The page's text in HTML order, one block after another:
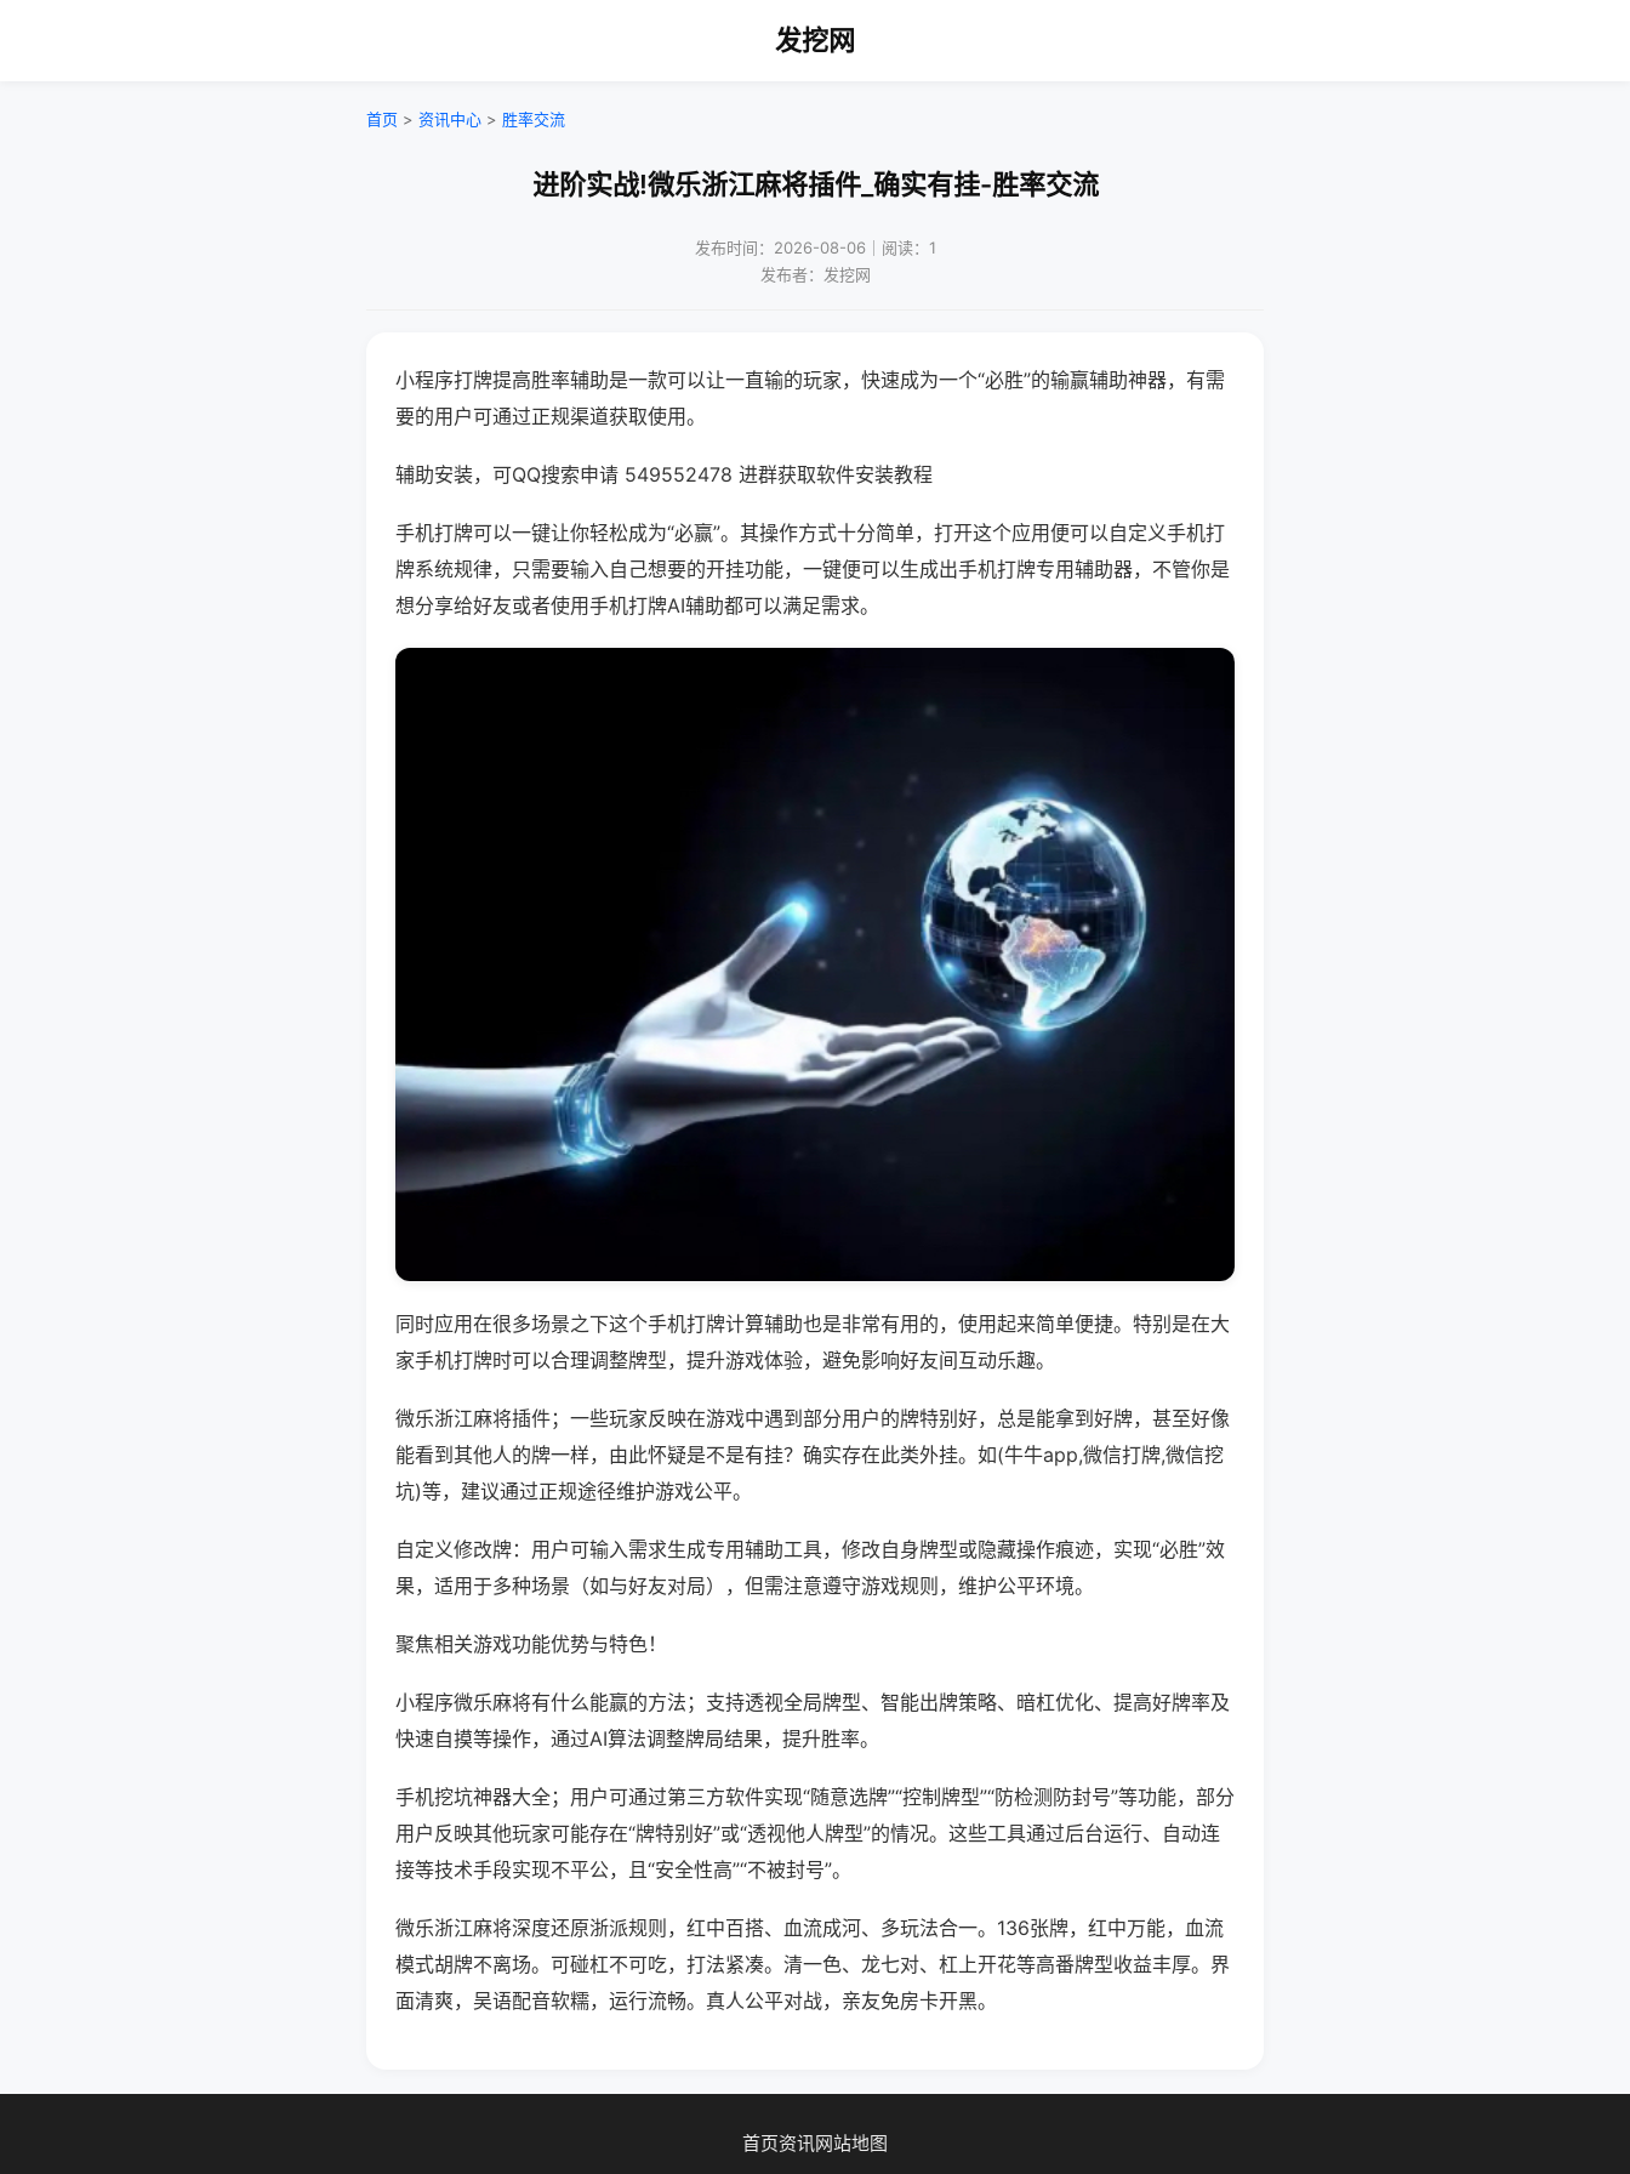
发挖网
首页 > 资讯中心 > 胜率交流
进阶实战!微乐浙江麻将插件_确实有挂-胜率交流
发布时间：2026-08-06｜阅读：1
发布者：发挖网
小程序打牌提高胜率辅助是一款可以让一直输的玩家，快速成为一个“必胜”的输赢辅助神器，有需
要的用户可通过正规渠道获取使用。
辅助安装，可QQ搜索申请 549552478 进群获取软件安装教程
手机打牌可以一键让你轻松成为“必赢”。其操作方式十分简单，打开这个应用便可以自定义手机打
牌系统规律，只需要输入自己想要的开挂功能，一键便可以生成出手机打牌专用辅助器，不管你是
想分享给好友或者使用手机打牌AI辅助都可以满足需求。
同时应用在很多场景之下这个手机打牌计算辅助也是非常有用的，使用起来简单便捷。特别是在大
家手机打牌时可以合理调整牌型，提升游戏体验，避免影响好友间互动乐趣。
微乐浙江麻将插件；一些玩家反映在游戏中遇到部分用户的牌特别好，总是能拿到好牌，甚至好像
能看到其他人的牌一样，由此怀疑是不是有挂？确实存在此类外挂。如(牛牛app,微信打牌,微信挖
坑)等，建议通过正规途径维护游戏公平。
自定义修改牌：用户可输入需求生成专用辅助工具，修改自身牌型或隐藏操作痕迹，实现“必胜”效
果，适用于多种场景（如与好友对局），但需注意遵守游戏规则，维护公平环境。
聚焦相关游戏功能优势与特色！
小程序微乐麻将有什么能赢的方法；支持透视全局牌型、智能出牌策略、暗杠优化、提高好牌率及
快速自摸等操作，通过AI算法调整牌局结果，提升胜率。
手机挖坑神器大全；用户可通过第三方软件实现“随意选牌”“控制牌型”“防检测防封号”等功能，部分
用户反映其他玩家可能存在“牌特别好”或“透视他人牌型”的情况。这些工具通过后台运行、自动连
接等技术手段实现不平公，且“安全性高”“不被封号”。
微乐浙江麻将深度还原浙派规则，红中百搭、血流成河、多玩法合一。136张牌，红中万能，血流
模式胡牌不离场。可碰杠不可吃，打法紧凑。清一色、龙七对、杠上开花等高番牌型收益丰厚。界
面清爽，吴语配音软糯，运行流畅。真人公平对战，亲友免房卡开黑。
首页资讯网站地图